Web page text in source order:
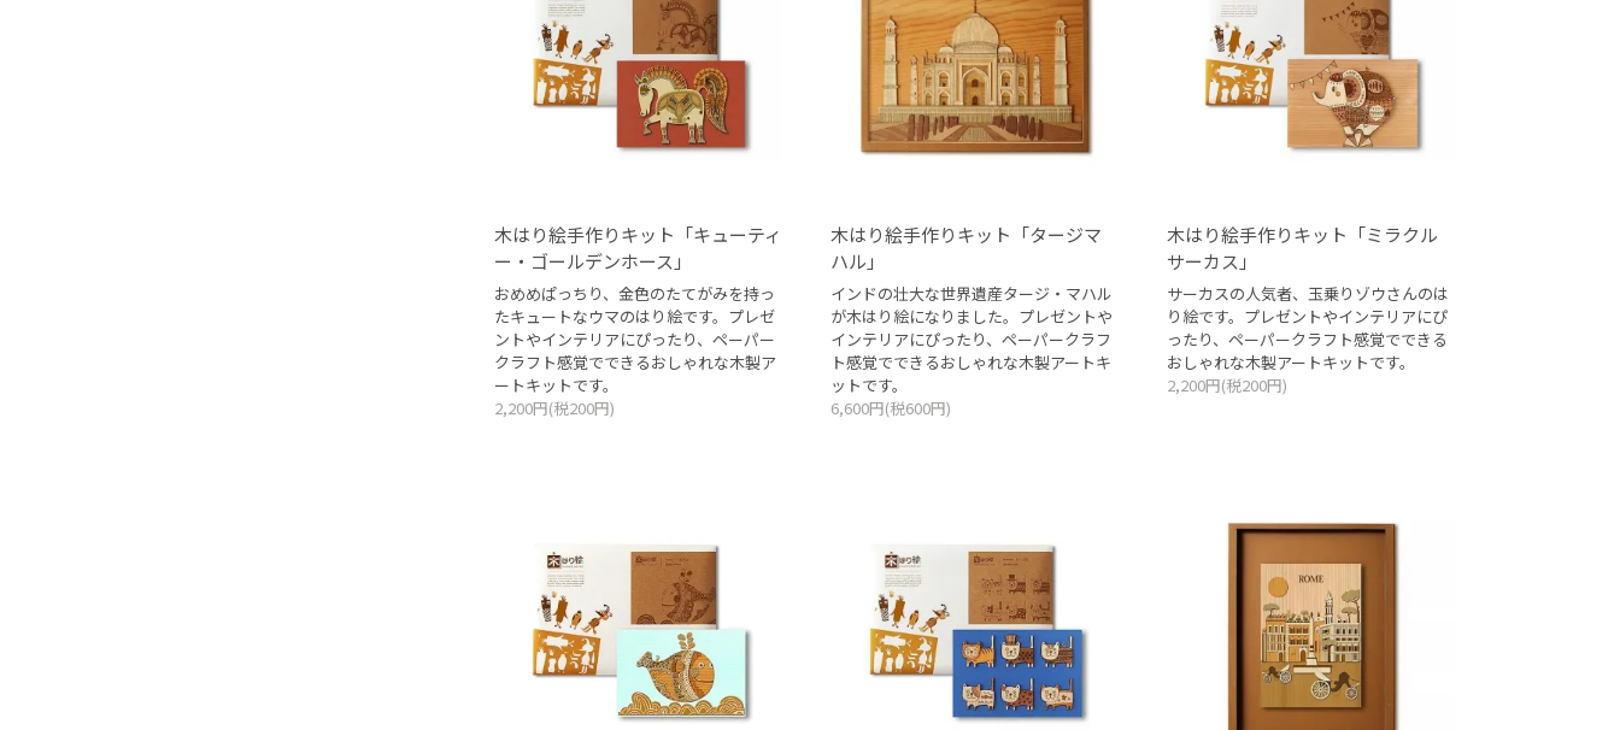
木はり絵手作りキット「キューティ
ー・ゴールデンホース」
おめめぱっちり、金色のたてがみを持っ
たキュートなウマのはり絵です。プレゼ
ントやインテリアにぴったり、ペーパー
クラフト感覚でできるおしゃれな木製ア
ートキットです。
2,200円(税200円)
木はり絵手作りキット「タージマ
ハル」
インドの壮大な世界遺産タージ・マハル
が木はり絵になりました。プレゼントや
インテリアにぴったり、ペーパークラフ
ト感覚でできるおしゃれな木製アートキ
ットです。
6,600円(税600円)
木はり絵手作りキット「ミラクル
サーカス」
サーカスの人気者、玉乗りゾウさんのは
り絵です。プレゼントやインテリアにぴ
ったり、ペーパークラフト感覚でできる
おしゃれな木製アートキットです。
2,200円(税200円)